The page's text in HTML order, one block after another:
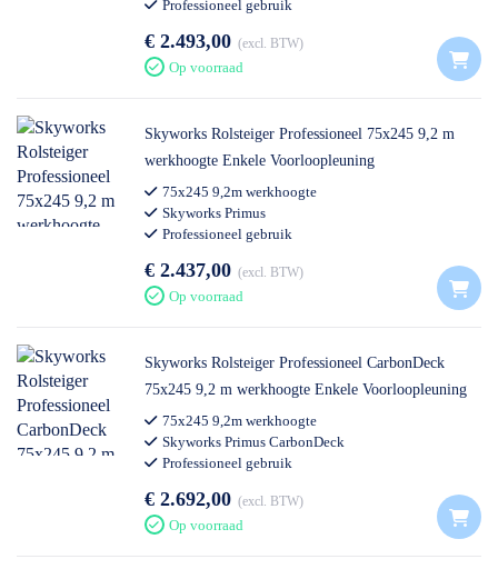
Professioneel gebruik
€ 2.493,00 excl. BTW
Op voorraad
Skyworks Rolsteiger Professioneel 75x245 9,2 m
werkhoogte Enkele Voorloopleuning
75x245 9,2m werkhoogte
Skyworks Primus
Professioneel gebruik
€ 2.437,00 excl. BTW
Op voorraad
Skyworks Rolsteiger Professioneel CarbonDeck
75x245 9,2 m werkhoogte Enkele Voorloopleuning
75x245 9,2m werkhoogte
Skyworks Primus CarbonDeck
Professioneel gebruik
€ 2.692,00 excl. BTW
Op voorraad